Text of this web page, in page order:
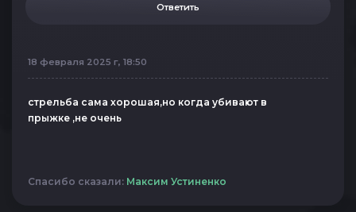
Ответить
18 февраля 2025 г, 18:50
стрельба сама хорошая,но когда убивают в
прыжке ,не очень
Спасибо сказали: Максим Устиненко